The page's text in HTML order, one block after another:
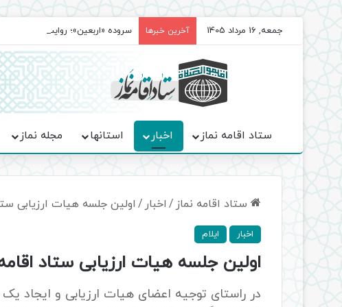
جمعه, 16 مرداد 1405 آخرین خبرها سروده‌ «اربعین»؛ روایت حماسه،
ستاد اقامه نماز اخبار استانها مجله نماز
ستاد اقامه نماز / اخبار / اولین جلسه هیات ارزیابی
اخبار ایلام
اولین جلسه هیات ارزیابی ستاد
در راستای توجیه اعضای هیات ارزیابی و ایجاد